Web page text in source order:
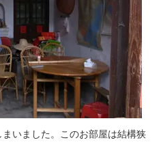
いました。このお部屋は結構狭